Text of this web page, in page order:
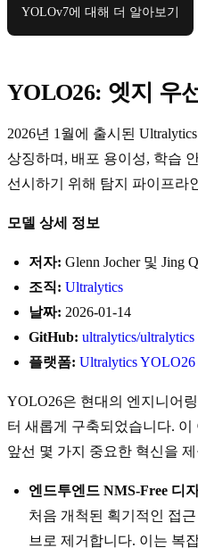
YOLOv7에 대해 더 알아보기
YOLO26: 엣지 우
2026년 1월에 출시된
상징하며, 배포 용이성, 학습
선시하기 위해 탐지 파이프라
모델 상세 정보
저자: Glenn Jocher 및 Jing
조직: Ultralytics
날짜: 2026-01-14
GitHub: ultralytics/ultralytics
플랫폼: Ultralytics YOLO26
YOLO26은 현대의 엔지니어
터 새롭게 구축되었습니다.
앞선 몇 가지 중요한 혁신을
엔드투엔드 NMS-Free 디
처음 개척된 획기적인 접
브로 제거합니다. 이는 복